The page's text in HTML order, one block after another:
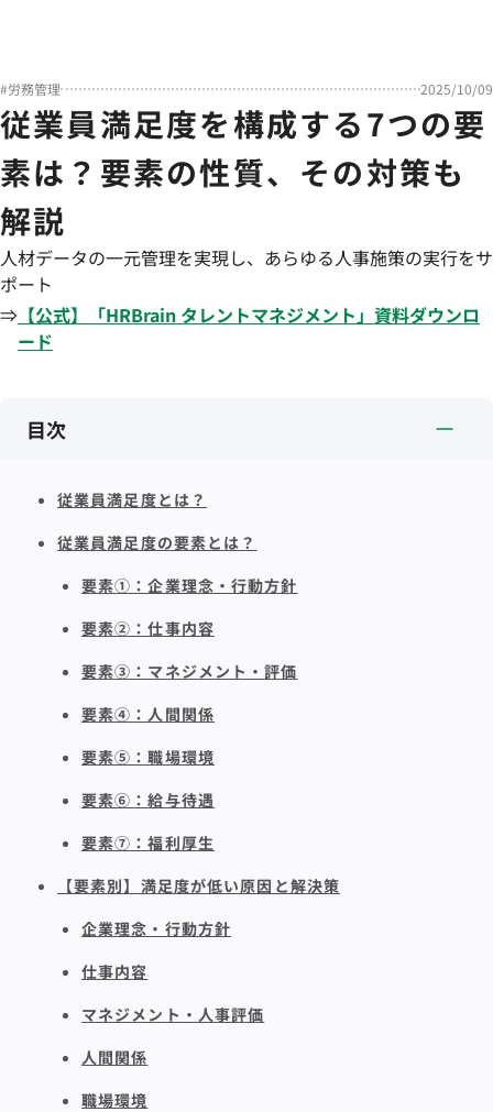
#労務管理 2025/10/09
従業員満足度を構成する7つの要
素は？要素の性質、その対策も
解説
人材データの一元管理を実現し、あらゆる人事施策の実行をサ
ポート
⇒ 【公式】「HRBrain タレントマネジメント」資料ダウンロ
ード
目次
従業員満足度とは？
従業員満足度の要素とは？
要素①：企業理念・行動方針
要素②：仕事内容
要素③：マネジメント・評価
要素④：人間関係
要素⑤：職場環境
要素⑥：給与待遇
要素⑦：福利厚生
【要素別】満足度が低い原因と解決策
企業理念・行動方針
仕事内容
マネジメント・人事評価
人間関係
職場環境